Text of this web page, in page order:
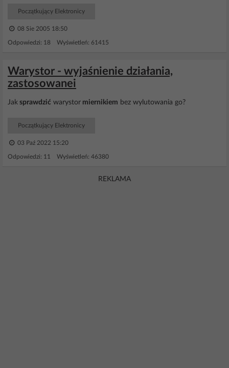
Początkujący Elektronicy
08 Sie 2005 18:50
Odpowiedzi: 18 Wyświetleń: 61415
Warystor - wyjaśnienie działania,
zastosowanei
Jak sprawdzić warystor miernikiem bez wylutowania go?
Początkujący Elektronicy
03 Paź 2022 15:20
Odpowiedzi: 11 Wyświetleń: 46380
REKLAMA